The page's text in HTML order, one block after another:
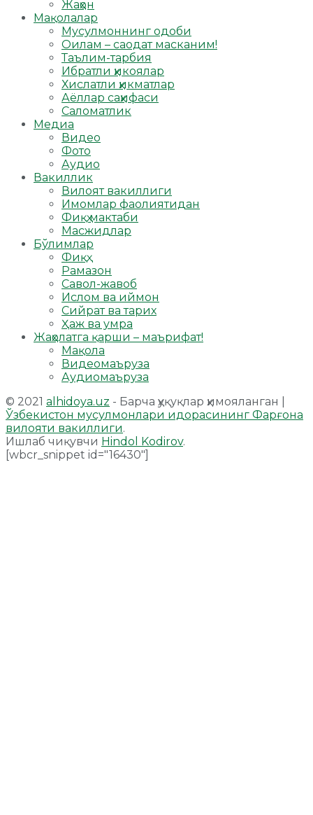
Жаҳон
Мақолалар
Мусулмоннинг одоби
Оилам – саодат масканим!
Таълим-тарбия
Ибратли ҳикоялар
Хислатли ҳикматлар
Аёллар саҳифаси
Саломатлик
Медиа
Видео
Фото
Аудио
Вакиллик
Вилоят вакиллиги
Имомлар фаолиятидан
Фиқҳ мактаби
Масжидлар
Бўлимлар
Фиқҳ
Рамазон
Савол-жавоб
Ислом ва иймон
Сийрат ва тарих
Ҳаж ва умра
Жаҳолатга қарши – маърифат!
Мақола
Видеомаъруза
Аудиомаъруза
© 2021 alhidoya.uz - Барча ҳуқуқлар ҳимояланган |
Ўзбекистон мусулмонлари идорасининг Фарғона
вилояти вакиллиги.
Ишлаб чиқувчи Hindol Kodirov.
[wbcr_snippet id="16430"]